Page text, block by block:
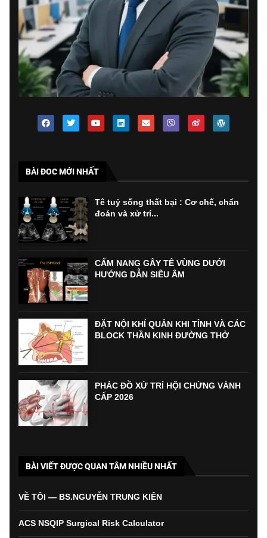
BÀI ĐOC MỚI NHẤT
Tê tuỷ sống thất bại : Cơ chế, chẩn
đoán và xử trí...
CẨM NANG GÂY TÊ VÙNG DƯỚI
HƯỚNG DẪN SIÊU ÂM
ĐẶT NỘI KHÍ QUẢN KHI TỈNH VÀ CÁC
BLOCK THẦN KINH ĐƯỜNG THỞ
PHÁC ĐỒ XỬ TRÍ HỘI CHỨNG VÀNH
CẤP 2026
BÀI VIẾT ĐƯỢC QUAN TÂM NHIỀU NHẤT
VỀ TÔI — BS.NGUYỄN TRUNG KIÊN
ACS NSQIP Surgical Risk Calculator